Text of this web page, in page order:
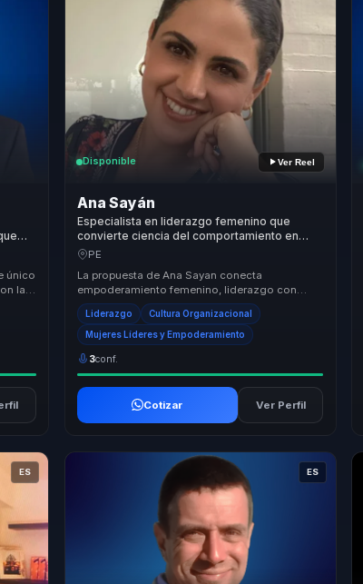
único
las
Disponible Ver Reel
Ana Sayán
Especialista en liderazgo femenino que
convierte ciencia del comportamiento en
voz, influencia y crecimiento para mujeres
PE
La propuesta de Ana Sayan conecta
empoderamiento femenino, liderazgo con
caracter y ciencia del comportamiento con un
reto concreto para ...
Liderazgo Cultura Organizacional
Mujeres Líderes y Empoderamiento
3conf.
Cotizar Ver Perfil
ES ES